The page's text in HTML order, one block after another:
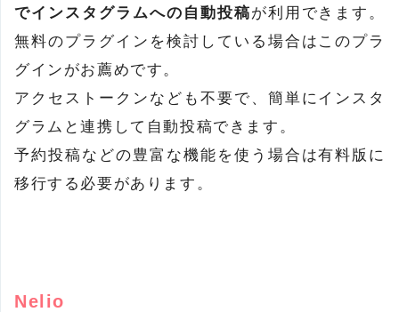
でインスタグラムへの自動投稿が利用できます。
無料のプラグインを検討している場合はこのプラ
グインがお薦めです。
アクセストークンなども不要で、簡単にインスタ
グラムと連携して自動投稿できます。
予約投稿などの豊富な機能を使う場合は有料版に
移行する必要があります。
Nelio